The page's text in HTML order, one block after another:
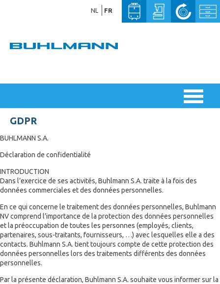
NL FR
GDPR
BUHLMANN S.A.
Déclaration de confidentialité
INTRODUCTION
Dans l’exercice de ses activités, Buhlmann S.A. traite à la fois des
données commerciales et des données personnelles.
En ce qui concerne le traitement des données personnelles, Buhlmann
NV comprend l’importance de la protection des données personnelles
et la préoccupation de toutes les personnes (employés, clients,
partenaires, sous-traitants, fournisseurs, …) avec lesquelles elle a des
contacts. Buhlmann S.A. tient toujours compte de cette protection des
données personnelles lors des traitements différents des données
personnelles.
Par la présente déclaration, Buhlmann S.A. souhaite vous informer sur la